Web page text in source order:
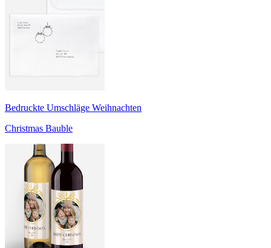
Bedruckte Umschläge Weihnachten
Christmas Bauble